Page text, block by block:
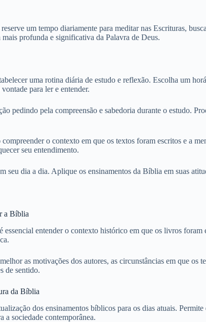
um tempo diariamente para meditar nas Escrituras,
profunda e significativa da Palavra de Deus.
uma rotina diária de estudo e reflexão. Escolha um
para ler e entender.
pedindo pela compreensão e sabedoria durante o estudo.
o contexto em que os textos foram escritos e a
seu entendimento.
seu dia a dia. Aplique os ensinamentos da Bíblia em suas
a Bíblia
entender o contexto histórico em que os livros
as motivações dos autores, as circunstâncias em que
de sentido.
da Bíblia
dos ensinamentos bíblicos para os dias atuais.
a sociedade contemporânea.